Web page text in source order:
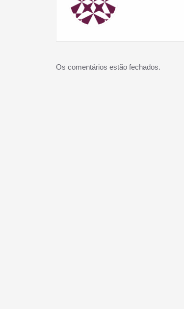
Os comentários estão fechados.